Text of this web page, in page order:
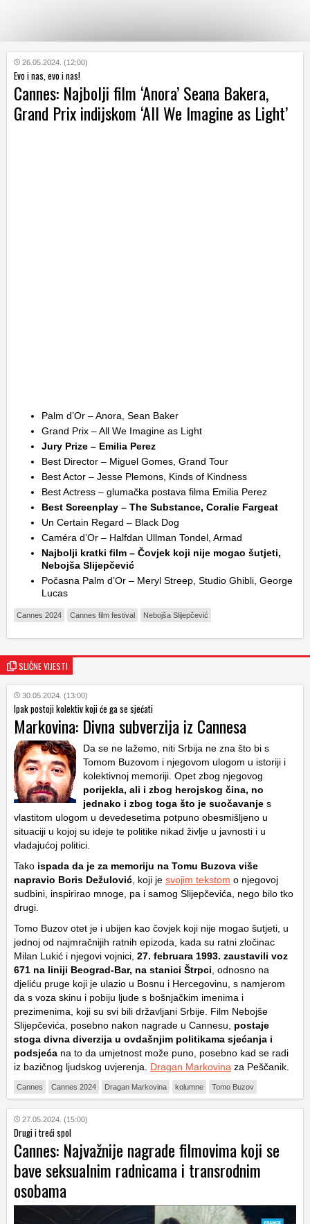
KATEGORIJE
HRVATSKI
WEB
26.05.2024. (12:00)
Evo i nas, evo i nas!
Cannes: Najbolji film ‘Anora’ Seana Bakera,
Grand Prix indijskom ‘All We Imagine as Light’
Palm d’Or – Anora, Sean Baker
Grand Prix – All We Imagine as Light
Jury Prize – Emilia Perez
Best Director – Miguel Gomes, Grand Tour
Best Actor – Jesse Plemons, Kinds of Kindness
Best Actress – glumačka postava filma Emilia Perez
Best Screenplay – The Substance, Coralie Fargeat
Un Certain Regard – Black Dog
Caméra d’Or – Halfdan Ullman Tondel, Armad
Najbolji kratki film – Čovjek koji nije mogao šutjeti,
Nebojša Slijepčević
Počasna Palm d’Or – Meryl Streep, Studio Ghibli, George
Lucas
Cannes 2024 Cannes film festival Nebojša Slijepčević
SLIČNE VIJESTI
30.05.2024. (13:00)
Ipak postoji kolektiv koji će ga se sjećati
Markovina: Divna subverzija iz Cannesa
Da se ne lažemo, niti Srbija ne zna što bi s
Tomom Buzovom i njegovom ulogom u istoriji i
kolektivnoj memoriji. Opet zbog njegovog
porijekla, ali i zbog herojskog čina, no
jednako i zbog toga što je suočavanje s
vlastitom ulogom u devedesetima potpuno obesmišljeno u
situaciji u kojoj su ideje te politike nikad življe u javnosti i u
vladajućoj politici.
Tako ispada da je za memoriju na Tomu Buzova više
napravio Boris Dežulović , koji je svojim tekstom o njegovoj
sudbini, inspirirao mnoge, pa i samog Slijepčevića, nego bilo tko
drugi.
Tomo Buzov otet je i ubijen kao čovjek koji nije mogao šutjeti, u
jednoj od najmračnijih ratnih epizoda, kada su ratni zločinac
Milan Lukić i njegovi vojnici, 27. februara 1993. zaustavili voz
671 na liniji Beograd-Bar, na stanici Štrpci , odnosno na
djeliću pruge koji je ulazio u Bosnu i Hercegovinu, s namjerom
da s voza skinu i pobiju ljude s bošnjačkim imenima i
prezimenima, koji su svi bili državljani Srbije. Film Nebojše
Slijepčevića, posebno nakon nagrade u Cannesu,
postaje
stoga divna diverzija u ovdašnjim politikama sjećanja i
podsjeća na to da umjetnost može puno, posebno kad se radi
iz bazičnog ljudskog uvjerenja. Dragan Markovina za Peščanik.
Cannes Cannes 2024 Dragan Markovina kolumne Tomo Buzov
27.05.2024. (15:00)
Drugi i treći spol
Cannes: Najvažnije nagrade filmovima koji se
bave seksualnim radnicama i transrodnim
osobama